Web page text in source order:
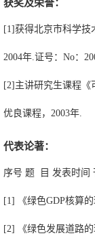
获奖及荣誉：
[1]获得北京市科学技
2004年.证号：No：
[2]主讲研究生课程《
优良课程，2003年.
代表论著：
序号 题 目 发表时间
[1] 《绿色GDP核算
[2] 《绿色发展道路